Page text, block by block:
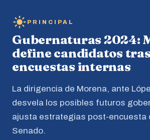
PRINCIPAL
Gubernaturas 2024:
define candidatos
encuestas internas
La dirigencia de Morena, ante
desvela los posibles futuros
ajusta estrategias post-encuesta
Senado.